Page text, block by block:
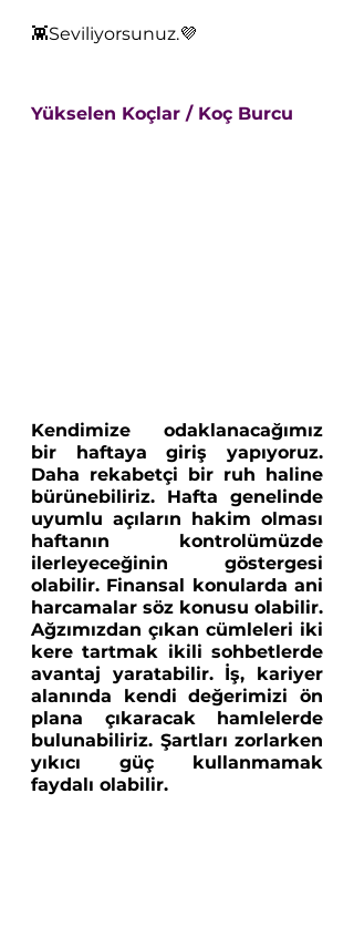
👾Seviliyorsunuz.💜
Yükselen Koçlar / Koç Burcu
Kendimize odaklanacağımız
bir haftaya giriş yapıyoruz.
Daha rekabetçi bir ruh haline
bürünebiliriz. Hafta genelinde
uyumlu açıların hakim olması
haftanın kontrolümüzde
ilerleyeceğinin göstergesi
olabilir. Finansal konularda ani
harcamalar söz konusu olabilir.
Ağzımızdan çıkan cümleleri iki
kere tartmak ikili sohbetlerde
avantaj yaratabilir. İş, kariyer
alanında kendi değerimizi ön
plana çıkaracak hamlelerde
bulunabiliriz. Şartları zorlarken
yıkıcı güç kullanmamak
faydalı olabilir.